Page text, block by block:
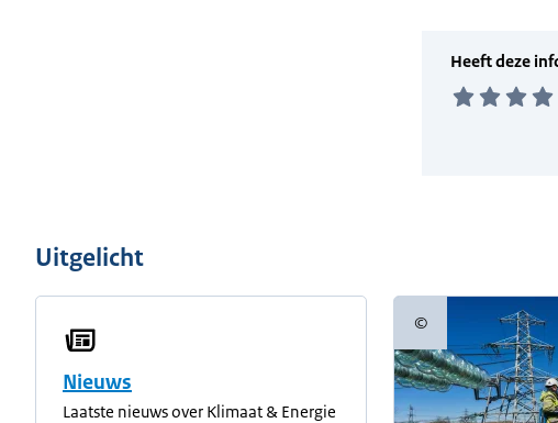
Uitgelicht
Nieuws
Laatste nieuws over Klimaat & Energie
©Copyrightinformatie